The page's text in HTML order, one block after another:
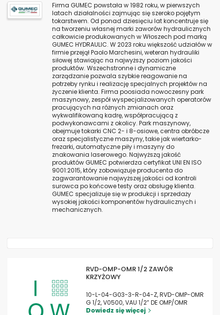
Firma GUMEC powstała w 1982 roku, w pierwszych
latach działalności zajmując się szeroko pojętym
tokarstwem. Od ponad dziesięciu lat koncentruje się
na tworzeniu własnej marki zaworów hydraulicznych
całkowicie produkowanych w Włoszech pod marką
GUMEC HYDRAULIC. W 2023 roku większość udziałów w
firmie przejął Paolo Marchesini, weteran hydrauliki
siłowej stawiając na najwyższy poziom jakości
produktów. Wszechstronne i dynamiczne
zarządzanie pozwala szybkie reagowanie na
potrzeby rynku i realizację specjalnych projektów na
życzenie klienta. Firma poosiada nowoczesny park
maszynowy, zespół wyspecjalizowanych operatorów
pracujących na różnych zmianach oraz
wykwalifikowaną kadrę, współpracującą z
podwykonawcami z okolicy. Park maszynowy,
obejmuje tokarki CNC 2- i 8-osiowe, centra obróbcze
oraz specjalistyczne maszyny, takie jak wiertarko-
frezarki, automatyczne piły i maszyny do
znakowania laserowego. Najwyższą jakość
produktów GUMEC potwierdza certyfikat UNI EN ISO
9001:2015, który zobowiązuje producenta do
zagwarantowanie najwyższej jakości od kontroli
surowca po końcowe testy oraz obsługę klienta.
GUMEC specjalizuje się w produkcji i sprzedaży
wysokiej jakości komponentów hydraulicznych i
mechanicznych.
RVD-OMP-OMR 1/2 ZAWÓR
KRZYŻOWY
10-L-04-G03-3-R-04-Z, RVD-OMP-OMR
G 1/2, V0500, VAU 1/2” DE OMP/OMR
Dowiedz się więcej